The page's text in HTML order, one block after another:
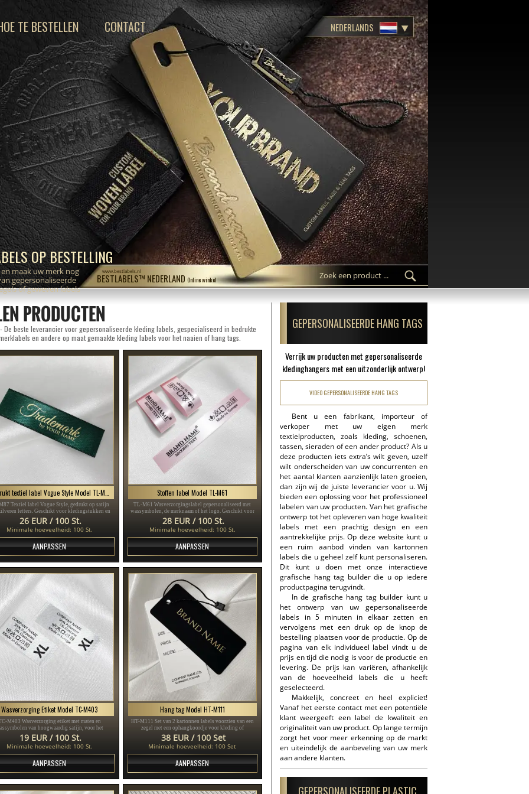
BESTLABELS™ NEDERLAND Online winkel
www.bestlabels.nl
OP BESTELLING
maak uw merk nog
gepersonaliseerde
of geweven labels
TE BESTELLEN CONTACT NEDERLANDS
PRODUCTEN
De beste leverancier voor gepersonaliseerde kleding labels, gespecialiseerd in bedrukte
en andere op maat gemaakte kleding labels voor het naaien of hang tags.
Textiel label Vogue Style, gedrukt op satijn
letters. Geschikt voor kledingstukken en
accessoires.
26 EUR / 100 St.
Minimale hoeveelheid: 100 St.
AANPASSEN
Stoffen label Model TL-M61
TL-M61 Wasverzorgingslabel gepersonaliseerd met
wassymbolen, de merknaam of het logo. Geschikt voor
elk textielproduct, met name kledingstukken.
28 EUR / 100 St.
Minimale hoeveelheid: 100 St.
AANPASSEN
Wasverzorging Etiket Model TC-M403
M403 Wasverzorging etiket met maten en
van hoogwaardig satijn, voor het
opnaaien van op kleding worden genaaid
19 EUR / 100 St.
Minimale hoeveelheid: 100 St.
AANPASSEN
Hang tag Model HT-M111
HT-M111 Set van 2 kartonnen labels voorzien van een
zegel met een ophangkoordje voor kleding of
kledingaccessoires, gemaakt van dik geplastificeerd
karton en bedrukt met goud en zwarte tekst.
38 EUR / 100 Set
Minimale hoeveelheid: 100 Set
AANPASSEN
GEPERSONALISEERDE HANG TAGS
Verrijk uw producten met gepersonaliseerde
kledinghangers met een uitzonderlijk ontwerp!
VIDEO GEPERSONALISEERDE HANG TAGS
Bent u een fabrikant, importeur of
verkoper met uw eigen merk
textielproducten, zoals kleding, schoenen,
tassen, sieraden of een ander product? Als u
deze producten iets extra’s wilt geven, uzelf
wilt onderscheiden van uw concurrenten en
het aantal klanten aanzienlijk laten groeien,
dan zijn wij de juiste leverancier voor u. Wij
bieden een oplossing voor het professioneel
labelen van uw producten. Van het grafische
ontwerp tot het opleveren van hoge kwaliteit
labels met een prachtig design en een
aantrekkelijke prijs. Op deze website kunt u
een ruim aanbod vinden van kartonnen
labels die u geheel zelf kunt personaliseren.
Dit kunt u doen met onze interactieve
grafische hang tag builder die u op iedere
productpagina terugvindt.
In de grafische hang tag builder kunt u
het ontwerp van uw gepersonaliseerde
labels in 5 minuten in elkaar zetten en
vervolgens met een druk op de knop de
bestelling plaatsen voor de productie. Op de
pagina van elk individueel label vindt u de
prijs en tijd die nodig is voor de productie en
levering. De prijs kan variëren, afhankelijk
van de hoeveelheid labels die u heeft
geselecteerd.
Makkelijk, concreet en heel expliciet!
Vanaf het eerste contact met een potentiële
klant weergeeft een label de kwaliteit en
originaliteit van uw product. Op lange termijn
zorgt het voor meer erkenning op de markt
en uiteindelijk de aanbeveling van uw merk
aan andere klanten.